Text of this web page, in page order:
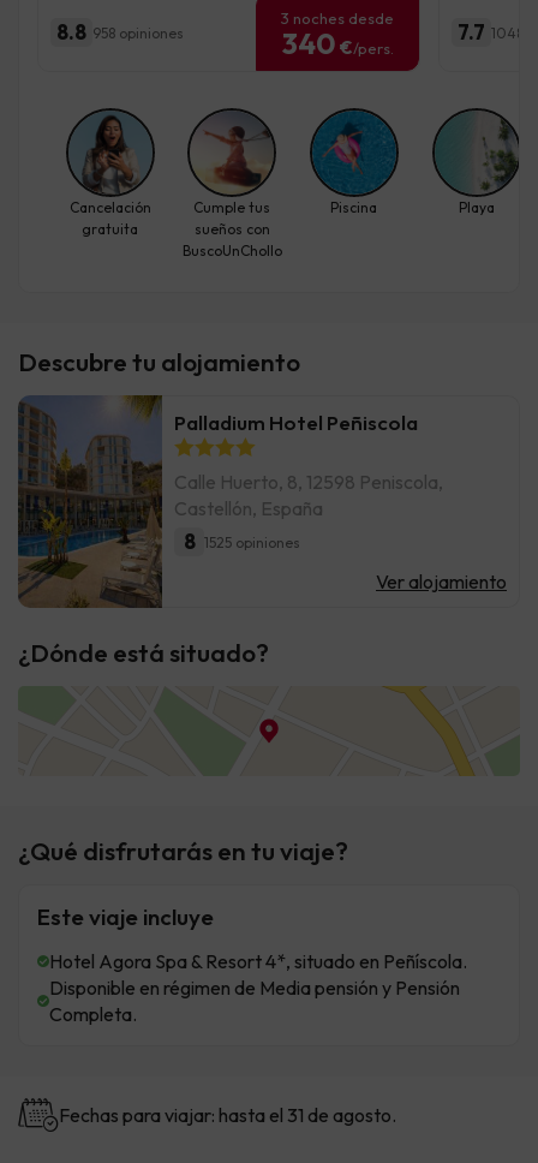
Descubre tu alojamiento
Palladium Hotel Peñiscola
Calle Huerto, 8, 12598 Peniscola,
Castellón, España
8 1525 opiniones
Ver alojamiento
¿Dónde está situado?
¿Qué disfrutarás en tu viaje?
Este viaje incluye
Hotel Agora Spa & Resort 4*, situado en Peñíscola.
Disponible en régimen de Media pensión y Pensión
Completa.
Fechas para viajar: hasta el 31 de agosto.
8.8 958 opiniones
3 noches desde
340 €/pers.
7.7 1048
Cancelación
gratuita
Cumple tus
sueños con
BuscoUnChollo
Piscina Playa